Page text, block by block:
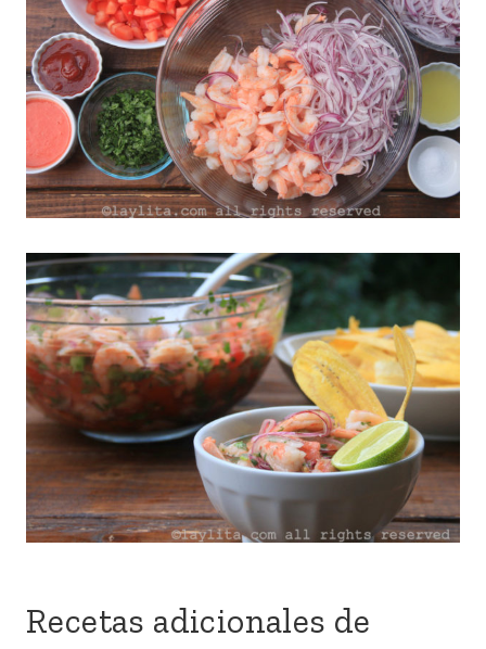
Recetas adicionales de